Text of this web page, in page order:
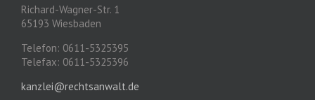
Richard-Wagner-Str. 1
65193 Wiesbaden
Telefon: 0611-5325395
Telefax: 0611-5325396
kanzlei@rechtsanwalt.de